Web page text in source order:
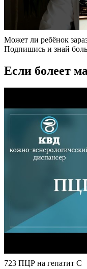
Может ли ребёнок
Подпишись и знай
Если болеет
723 ПЦР на гепатит С